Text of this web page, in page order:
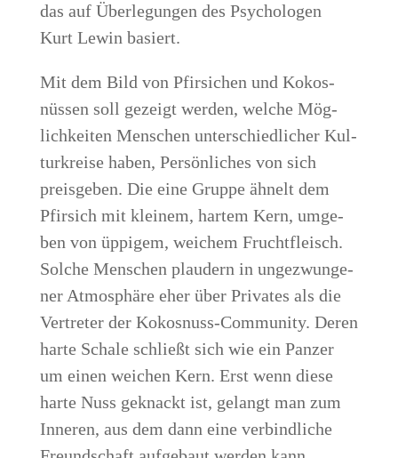
das auf Über­le­gun­gen des Psy­cho­lo­gen
Kurt Lewin basiert.
Mit dem Bild von Pfir­si­chen und Kokos­
nüs­sen soll gezeigt wer­den, wel­che Mög­
lich­kei­ten Men­schen unter­schied­li­cher Kul­
tur­krei­se haben, Per­sön­li­ches von sich
preis­ge­ben. Die eine Grup­pe ähnelt dem
Pfir­sich mit klei­nem, har­tem Kern, umge­
ben von üppi­gem, wei­chem Frucht­fleisch.
Sol­che Men­schen plau­dern in unge­zwun­ge­
ner Atmo­sphä­re eher über Pri­va­tes als die
Ver­tre­ter der Kokos­nuss-Com­mu­ni­ty. Deren
har­te Scha­le schließt sich wie ein Pan­zer
um einen wei­chen Kern. Erst wenn die­se
har­te Nuss geknackt ist, gelangt man zum
Inne­ren, aus dem dann eine ver­bind­li­che